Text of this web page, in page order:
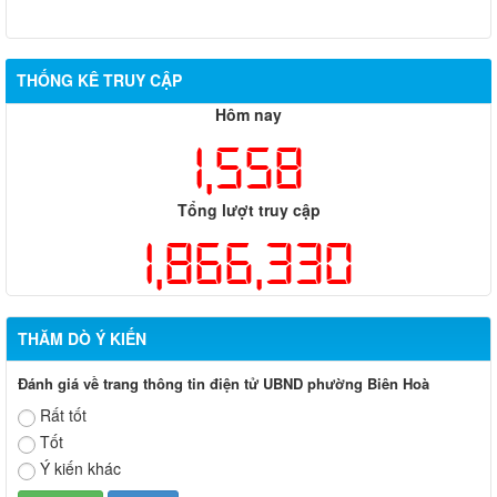
THỐNG KÊ TRUY CẬP
Hôm nay
1,558
Tổng lượt truy cập
1,866,330
THĂM DÒ Ý KIẾN
Đánh giá về trang thông tin điện tử UBND phường Biên Hoà
Rất tốt
Tốt
Ý kiến khác